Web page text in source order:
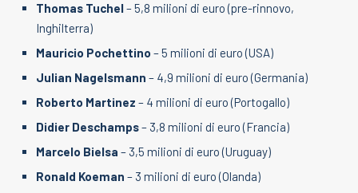
Thomas Tuchel– 5,8 milioni di euro (pre-rinnovo,
Inghilterra)
Mauricio Pochettino – 5 milioni di euro (USA)
Julian Nagelsmann – 4,9 milioni di euro (Germania)
Roberto Martinez – 4 milioni di euro (Portogallo)
Didier Deschamps– 3,8 milioni di euro (Francia)
Marcelo Bielsa – 3,5 milioni di euro (Uruguay)
Ronald Koeman – 3 milioni di euro (Olanda)